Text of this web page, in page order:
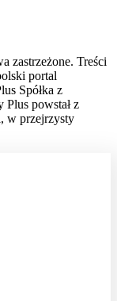
zastrzeżone. Treści
portal
Spółka z
powstał z
w przejrzysty